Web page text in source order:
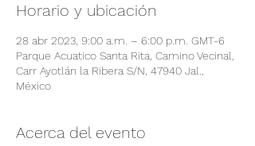
Horario y ubicación
28 abr 2023, 9:00 a.m. – 6:00 p.m. GMT-6
Parque Acuatico Santa Rita, Camino Vecinal,
Carr Ayotlán la Ribera S/N, 47940 Jal.,
México
Acerca del evento